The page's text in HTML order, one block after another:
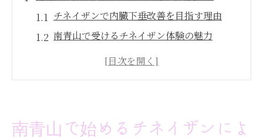
チネイザンで内臓下垂改善を目指す理由
南青山で受けるチネイザン体験の魅力
内臓ケアがポッコリ下腹部に与える変化
チネイザンが内臓下垂に働きかける仕組み
南青山で始めるチネイザンによ